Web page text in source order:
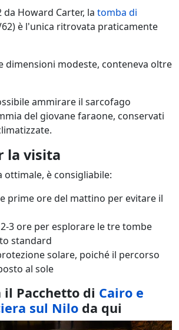
da Howard Carter, la tomba di
è l'unica ritrovata praticamente
dimensioni modeste, conteneva oltre
ammirare il sarcofago
del giovane faraone, conservati
la visita
ottimale, è consigliabile:
prime ore del mattino per evitare il
3 ore per esplorare le tre tombe
standard
solare, poiché il percorso
al sole
il Pacchetto di Cairo e
sul Nilo da qui